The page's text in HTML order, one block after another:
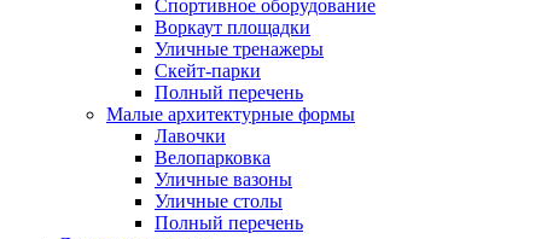
Спортивное оборудование
Воркаут площадки
Уличные тренажеры
Скейт-парки
Полный перечень
Малые архитектурные формы
Лавочки
Велопарковка
Уличные вазоны
Уличные столы
Полный перечень